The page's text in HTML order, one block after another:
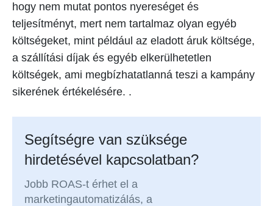
hogy nem mutat pontos nyereséget és
teljesítményt, mert nem tartalmaz olyan egyéb
költségeket, mint például az eladott áruk költsége,
a szállítási díjak és egyéb elkerülhetetlen
költségek, ami megbízhatatlanná teszi a kampány
sikerének értékelésére. .
Segítségre van szüksége
hirdetésével kapcsolatban?
Jobb ROAS-t érhet el a
marketingautomatizálás, a